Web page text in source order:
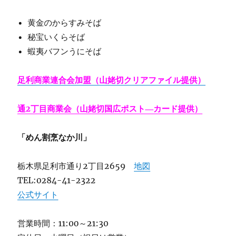
黄金のからすみそば
秘宝いくらそば
蝦夷バフンうにそば
足利商業連合会加盟（山姥切クリアファイル提供）
通2丁目商業会（山姥切国広ポスト―カード提供）
「めん割烹なか川」
栃木県足利市通り2丁目2659地図
TEL:0284-41-2322
公式サイト
営業時間：11:00～21:30